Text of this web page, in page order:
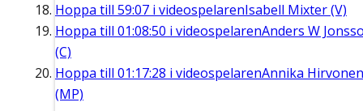
Hoppa till 59:07 i videospelarenIsabell Mixter (V)
Hoppa till 01:08:50 i videospelarenAnders W
(C)
Hoppa till 01:17:28 i videospelarenAnnika Hirvonen
(MP)